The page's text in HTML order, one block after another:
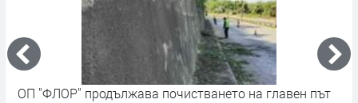
ОП "ФЛОР" продължава почистването на главен път